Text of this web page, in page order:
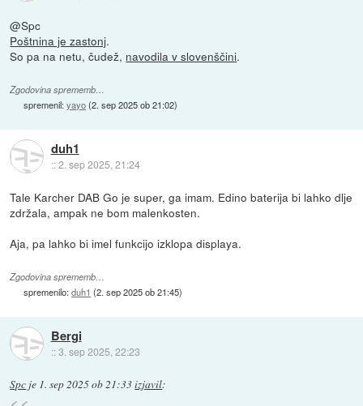
@Spc
Poštnina je zastonj.
So pa na netu, čudež, navodila v slovenščini.
Zgodovina sprememb…
spremenil:yayo(2. sep 2025 ob 21:02)
duh1
::2. sep 2025, 21:24
Tale Karcher DAB Go je super, ga imam. Edino baterija bi lahko dlje
zdržala, ampak ne bom malenkosten.
Aja, pa lahko bi imel funkcijo izklopa displaya.
Zgodovina sprememb…
spremenilo:duh1 (2. sep 2025 ob 21:45)
Bergi
::3. sep 2025, 22:23
Spc je 1. sep 2025 ob 21:33izjavil: